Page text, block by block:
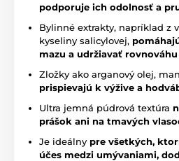
podporuje ich odolnosť a
Bylinné extrakty, napríklad z
kyseliny salicylovej,
mazu a udržiavať
Zložky ako arganový olej,
prispievajú k výžive a
Ultra jemná púdrová textúra
prášok ani na tmavých
Je ideálny pre všetkých,
účes medzi umývaniami,